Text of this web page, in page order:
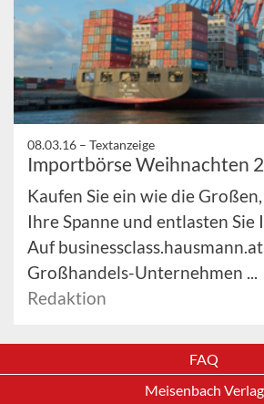
08.03.16 – Textanzeige
Importbörse Weihnachten
Kaufen Sie ein wie die
Ihre Spanne und entlasten
Auf
Großhandels-Unternehmen ...
Redaktion
FAQ
Meisenbach Verlag